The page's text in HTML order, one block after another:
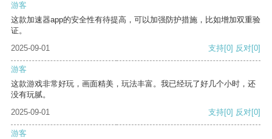
游客
这款加速器app的安全性有待提高，可以加强防护措施，比如增加双重验
证。
2025-09-01
支持[0] 反对[0]
游客
这款游戏非常好玩，画面精美，玩法丰富。我已经玩了好几个小时，还
没有玩腻。
2025-09-01
支持[0] 反对[0]
游客